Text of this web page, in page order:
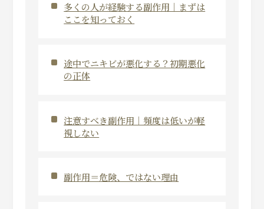
多くの人が経験する副作用｜まずは
ここを知っておく
途中でニキビが悪化する？初期悪化
の正体
注意すべき副作用｜頻度は低いが軽
視しない
副作用＝危険、ではない理由